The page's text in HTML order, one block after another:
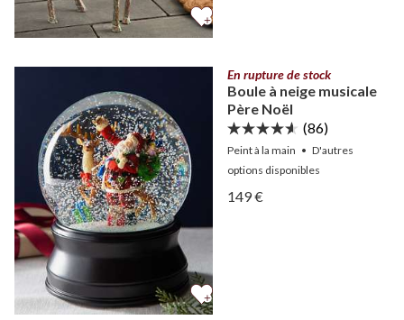
En rupture de stock
Boule à neige musicale
Père Noël
(86)
Peint à la main • D'autres
options disponibles
Afficher Boule à neige
Afficher Boule à neige
149 €